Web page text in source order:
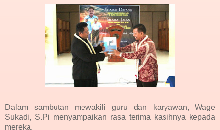
Dalam sambutan mewakili guru dan karyawan, Wage
Sukadi, S.Pi menyampaikan rasa terima kasihnya kepada
mereka.